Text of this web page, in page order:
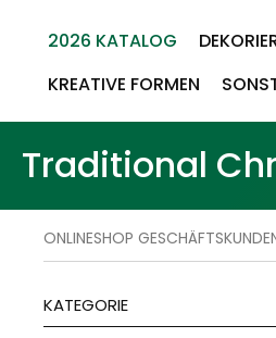
2026 KATALOG
KREATIVE FORMEN
Traditional
ONLINESHOP
KATEGORIE